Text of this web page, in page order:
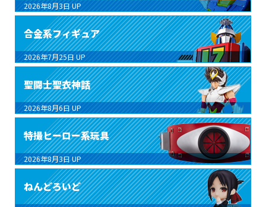
2026年8月3日 UP
合金系フィギュア
2026年7月25日 UP
聖闘士聖衣神話
2026年8月6日 UP
特撮ヒーロー系玩具
2026年8月3日 UP
ねんどろいど